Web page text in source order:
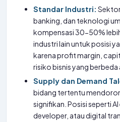
Standar Industri:
banking, dan teknologi
kompensasi 30-50%
industri lain untuk posisi
karena profit margin,
risiko bisnis yang berbeda
Supply dan Demand
bidang tertentu
signifikan. Posisi seperti
developer, atau digital